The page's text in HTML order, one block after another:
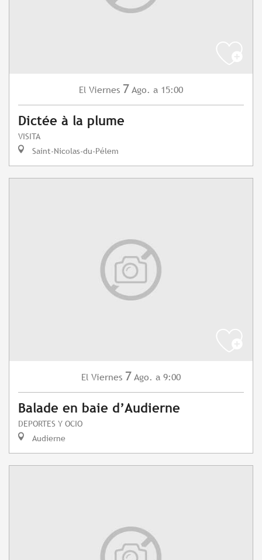
El Viernes 7 Ago. a 15:00
Dictée à la plume
VISITA
Saint-Nicolas-du-Pélem
El Viernes 7 Ago. a 9:00
Balade en baie d’Audierne
DEPORTES Y OCIO
Audierne